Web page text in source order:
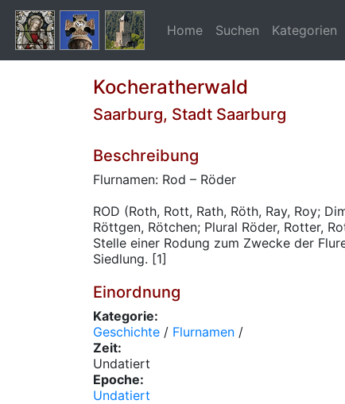
Home Suchen Kategorien
Kocheratherwald
Saarburg, Stadt Saarburg
Beschreibung
Flurnamen: Rod – Röder
ROD (Roth, Rott, Rath, Röth, Ray, Roy;
Röttgen, Rötchen; Plural Röder, Rotter,
Stelle einer Rodung zum Zwecke der
Siedlung. [1]
Einordnung
Kategorie:
Geschichte / Flurnamen /
Zeit:
Undatiert
Epoche:
Undatiert